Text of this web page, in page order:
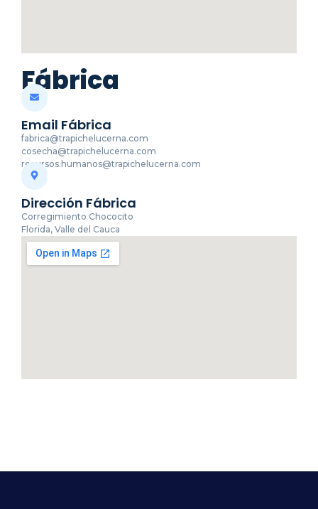
Fábrica
Email Fábrica
fabrica@trapichelucerna.com
cosecha@trapichelucerna.com
recursos.humanos@trapichelucerna.com
Dirección Fábrica
Corregimiento Chococito
Florida, Valle del Cauca